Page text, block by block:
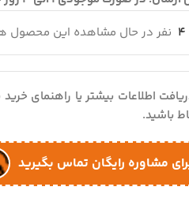
4 نفر در حال مشاهده این محصول
اطلاعات بیشتر یا راهنمای
باشید.
مشاوره رایگان تماس بگیرید